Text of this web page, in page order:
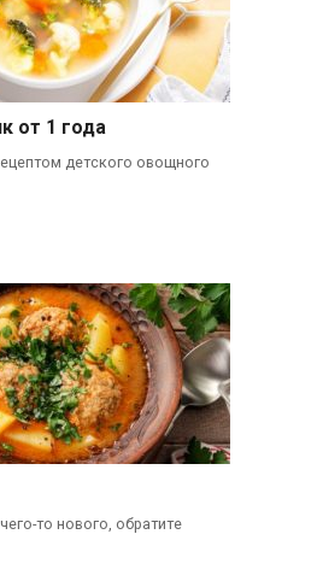
от 1 года
детского овощного
то нового, обратите